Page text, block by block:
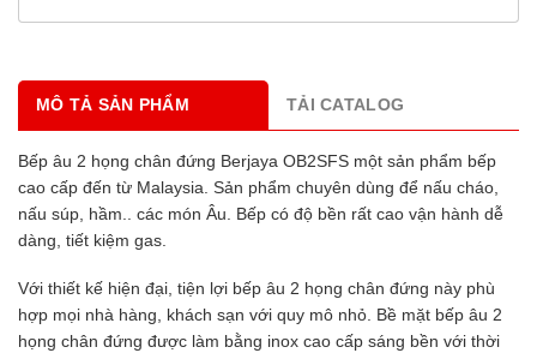
MÔ TẢ SẢN PHẨM TẢI CATALOG
Bếp âu 2 họng chân đứng Berjaya OB2SFS một sản phẩm bếp
cao cấp đến từ Malaysia. Sản phẩm chuyên dùng để nấu cháo,
nấu súp, hầm.. các món Âu. Bếp có độ bền rất cao vận hành dễ
dàng, tiết kiệm gas.
Với thiết kế hiện đại, tiện lợi bếp âu 2 họng chân đứng này phù
hợp mọi nhà hàng, khách sạn với quy mô nhỏ. Bề mặt bếp âu 2
họng chân đứng được làm bằng inox cao cấp sáng bền với thời